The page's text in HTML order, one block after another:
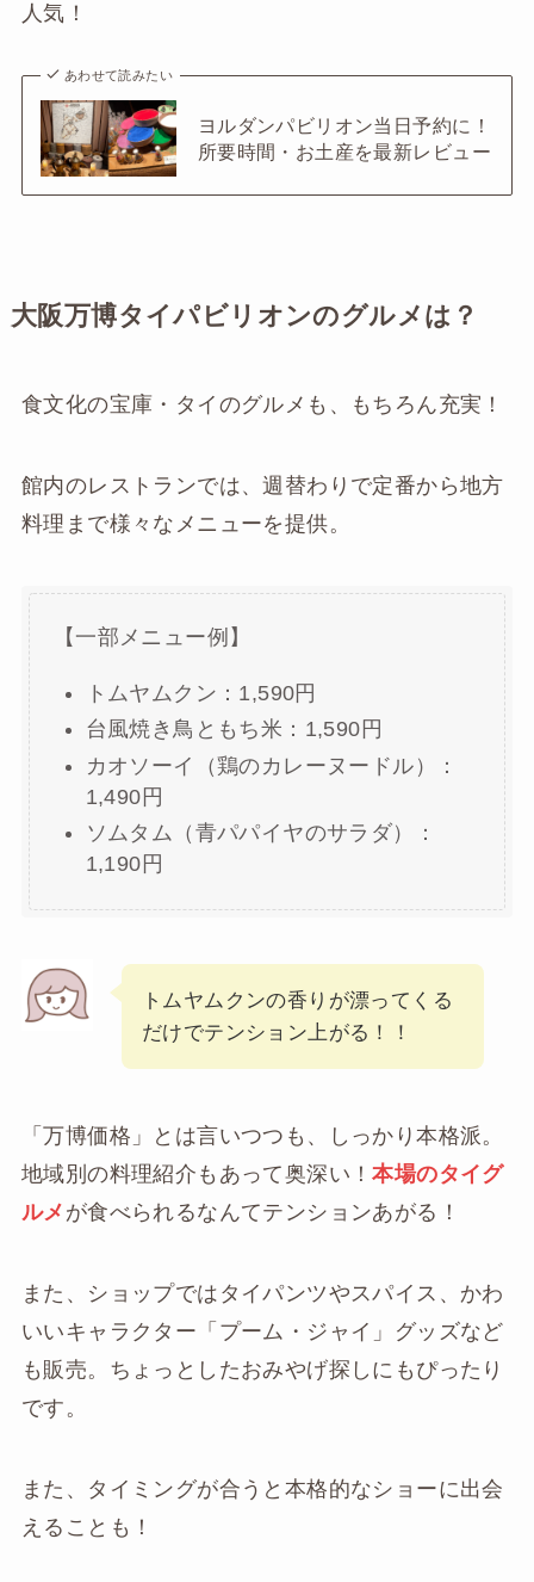
人気！
あわせて読みたい
ヨルダンパビリオン当日予約に！
所要時間・お土産を最新レビュー
大阪万博タイパビリオンのグルメは？
食文化の宝庫・タイのグルメも、もちろん充実！
館内のレストランでは、週替わりで定番から地方
料理まで様々なメニューを提供。
【一部メニュー例】
トムヤムクン：1,590円
台風焼き鳥ともち米：1,590円
カオソーイ（鶏のカレーヌードル）：
1,490円
ソムタム（青パパイヤのサラダ）：
1,190円
トムヤムクンの香りが漂ってくる
だけでテンション上がる！！
「万博価格」とは言いつつも、しっかり本格派。
地域別の料理紹介もあって奥深い！本場のタイグ
ルメ が食べられるなんてテンションあがる！
また、ショップではタイパンツやスパイス、かわ
いいキャラクター「プーム・ジャイ」グッズなど
も販売。ちょっとしたおみやげ探しにもぴったり
です。
また、タイミングが合うと本格的なショーに出会
えることも！